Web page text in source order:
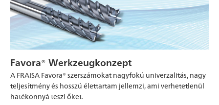
Favora® Werkzeugkonzept
A FRAISA Favora® szerszámokat nagyfokú univerzalitás, nagy
teljesítmény és hosszú élettartam jellemzi, ami verhetetlenül
hatékonnyá teszi őket.